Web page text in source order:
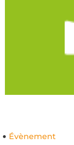
Évènement